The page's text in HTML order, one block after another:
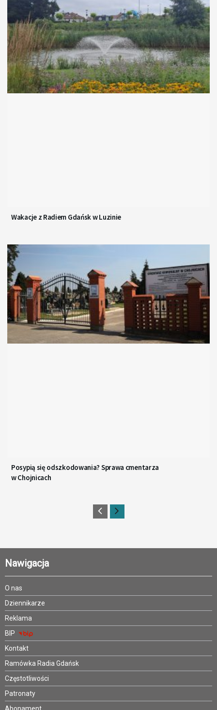
Wakacje z Radiem Gdańsk w Luzinie
Posypią się odszkodowania? Sprawa cmentarza
w Chojnicach
Nawigacja
O nas
Dziennikarze
Reklama
BIP
Kontakt
Ramówka Radia Gdańsk
Częstotliwości
Patronaty